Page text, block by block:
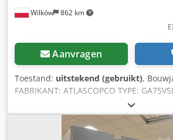
Wilków 862 km
Aanvragen
Toestand: uitstekend (gebruikt),
FABRIKANT: ATLASCOPCO TYPE:
API658180 Cedpfxezcnu Tj Ac Horf JAAR:
(kW): 75 CAPACITEIT (m3/min): 14,68
(DOC/TOTAAL):